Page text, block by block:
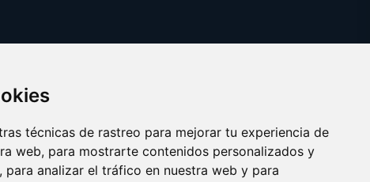
técnicas de rastreo para mejorar tu experiencia de
web, para mostrarte contenidos personalizados y
para analizar el tráfico en nuestra web y para